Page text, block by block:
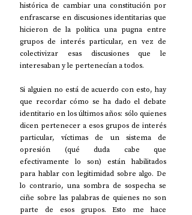
histórica de cambiar una constitución por
enfrascarse en discusiones identitarias que
hicieron de la política una pugna entre
grupos de interés particular, en vez de
colectivizar esas discusiones que le
interesaban y le pertenecían a todos.
Si alguien no está de acuerdo con esto, hay
que recordar cómo se ha dado el debate
identitario en los últimos años: sólo quienes
dicen pertenecer a esos grupos de interés
particular, víctimas de un sistema de
opresión (qué duda cabe que
efectivamente lo son) están habilitados
para hablar con legitimidad sobre algo. De
lo contrario, una sombra de sospecha se
ciñe sobre las palabras de quienes no son
parte de esos grupos. Esto me hace